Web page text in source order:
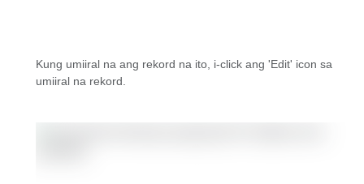
Kung umiiral na ang rekord na ito, i-click ang 'Edit' icon sa
umiiral na rekord.